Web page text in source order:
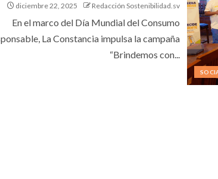
diciembre 22, 2025 Redacción Sostenibilidad.sv
En el marco del Día Mundial del Consumo
La Constancia impulsa la campaña
“Brindemos con...